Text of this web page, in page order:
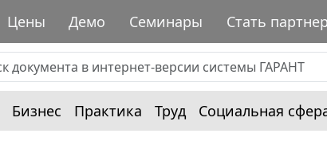
Цены Демо Семинары Стать
Бизнес Практика Труд Социальная